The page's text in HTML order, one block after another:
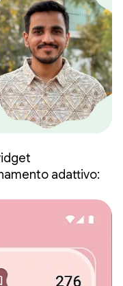
adattivo: